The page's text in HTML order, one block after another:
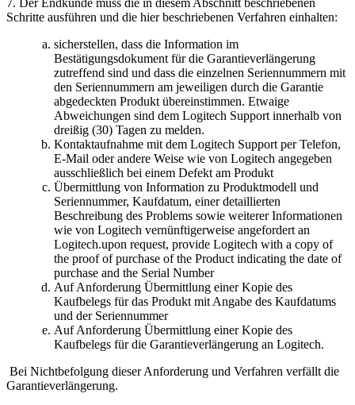
7. Der Endkunde muss die in diesem Abschnitt beschriebenen
Schritte ausführen und die hier beschriebenen Verfahren einhalten:
sicherstellen, dass die Information im
Bestätigungsdokument für die Garantieverlängerung
zutreffend sind und dass die einzelnen Seriennummern mit
den Seriennummern am jeweiligen durch die Garantie
abgedeckten Produkt übereinstimmen. Etwaige
Abweichungen sind dem Logitech Support innerhalb von
dreißig (30) Tagen zu melden.
Kontaktaufnahme mit dem Logitech Support per Telefon,
E-Mail oder andere Weise wie von Logitech angegeben
ausschließlich bei einem Defekt am Produkt
Übermittlung von Information zu Produktmodell und
Seriennummer, Kaufdatum, einer detaillierten
Beschreibung des Problems sowie weiterer Informationen
wie von Logitech vernünftigerweise angefordert an
Logitech.upon request, provide Logitech with a copy of
the proof of purchase of the Product indicating the date of
purchase and the Serial Number
Auf Anforderung Übermittlung einer Kopie des
Kaufbelegs für das Produkt mit Angabe des Kaufdatums
und der Seriennummer
Auf Anforderung Übermittlung einer Kopie des
Kaufbelegs für die Garantieverlängerung an Logitech.
Bei Nichtbefolgung dieser Anforderung und Verfahren verfällt die
Garantieverlängerung.